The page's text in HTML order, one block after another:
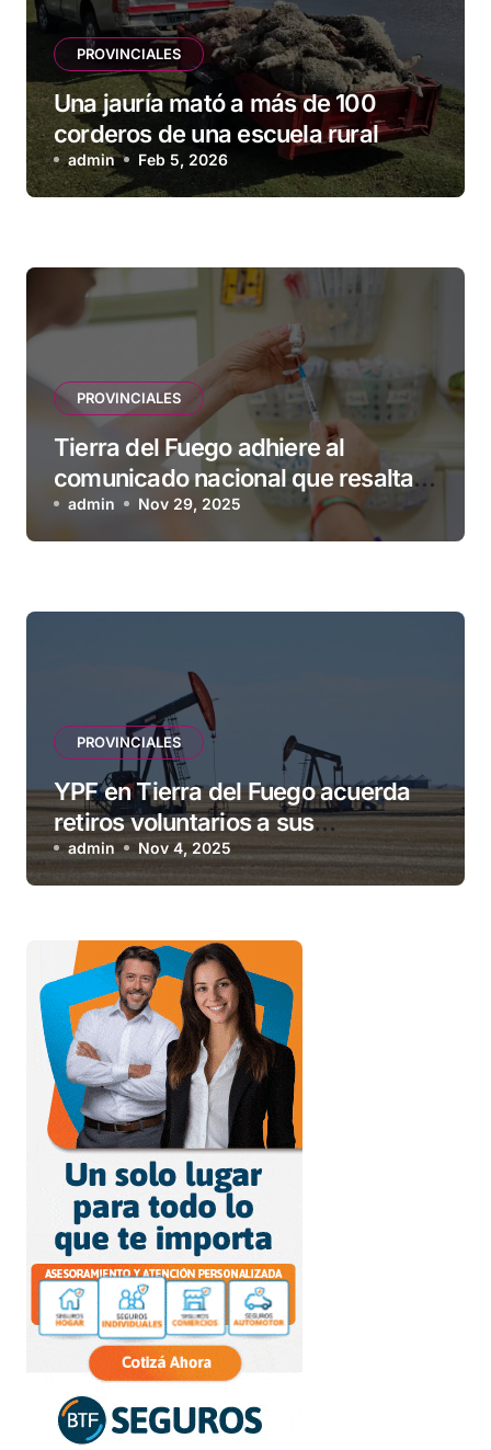
PROVINCIALES
Una jauría mató a más de 100
corderos de una escuela rural
admin Feb 5, 2026
PROVINCIALES
Tierra del Fuego adhiere al
comunicado nacional que resalta
la seguridad y eficacia de las
vacunas
admin Nov 29, 2025
PROVINCIALES
YPF en Tierra del Fuego acuerda
retiros voluntarios a sus
contratistas
admin Nov 4, 2025